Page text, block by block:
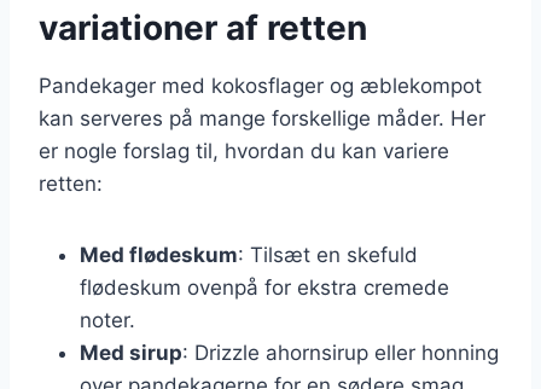
variationer af retten
Pandekager med kokosflager og æblekompot
kan serveres på mange forskellige måder. Her
er nogle forslag til, hvordan du kan variere
retten:
Med flødeskum: Tilsæt en skefuld
flødeskum ovenpå for ekstra cremede
noter.
Med sirup: Drizzle ahornsirup eller honning